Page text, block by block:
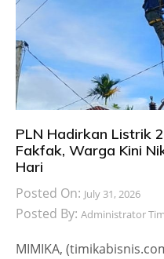
PLN Hadirkan Listrik
Fakfak, Warga Kini
Hari
Posted On: July 31, 2026
Posted By: Administrator
MIMIKA,